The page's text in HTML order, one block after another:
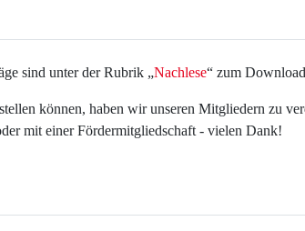
sind unter der Rubrik „Nachlese“ zum
können, haben wir unseren Mitgliedern zu
mit einer Fördermitgliedschaft - vielen Dank!